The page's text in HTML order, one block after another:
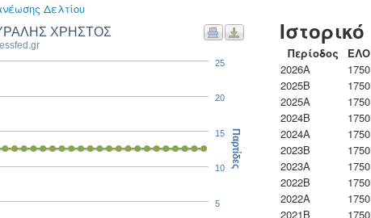
Δελτίου
ΧΡΗΣΤΟΣ
5
10
15
20
25
Παρτίδες
Ιστορικό
Περίοδος ΕΛΟ
2026A
1750
2025B
1750
2025A
1750
2024B
1750
2024A
1750
2023B
1750
2023Α
1750
2022B
1750
2022A
1750
2021B
1750